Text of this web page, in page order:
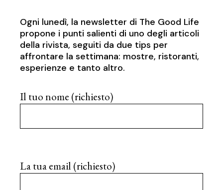
Ogni lunedì, la newsletter di The Good Life
propone i punti salienti di uno degli articoli
della rivista, seguiti da due tips per
affrontare la settimana: mostre, ristoranti,
esperienze e tanto altro.
Il tuo nome (richiesto)
La tua email (richiesto)